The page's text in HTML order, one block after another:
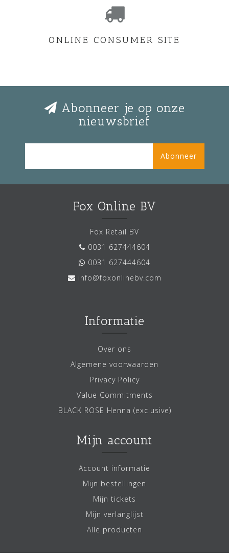
ONLINE CONSUMER SITE
Abonneer je op onze
nieuwsbrief
Abonneer
Fox Online BV
Fox Retail BV
0031 627444604
0031 627444604
info@foxonlinebv.com
Informatie
Over ons
Algemene voorwaarden
Privacy Policy
Value Commitments
BLACK ROSE Henna (exclusive)
Mijn account
Account informatie
Mijn bestellingen
Mijn tickets
Mijn verlanglijst
Alle producten